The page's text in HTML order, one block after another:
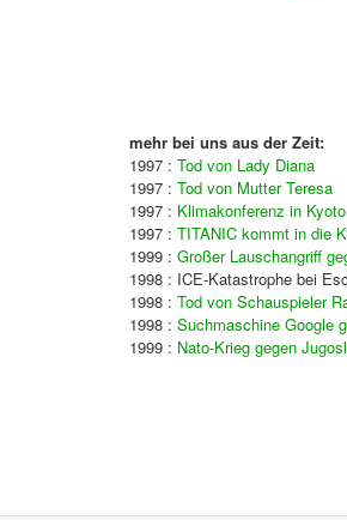
mehr bei uns aus der Zeit:
1997 : Tod von Lady Diana
1997 : Tod von Mutter Teresa
1997 : Klimakonferenz in Kyoto
1997 : TITANIC kommt in die
1999 : Großer Lauschangriff
1998 : ICE-Katastrophe bei
1998 : Tod von Schauspieler
1998 : Suchmaschine Google
1999 : Nato-Krieg gegen